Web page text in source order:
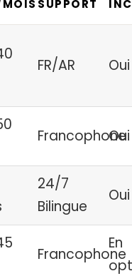
SUPPORT
FR/AR Oui
Francophone
Oui
24/7
Bilingue
Oui
Francophone
En